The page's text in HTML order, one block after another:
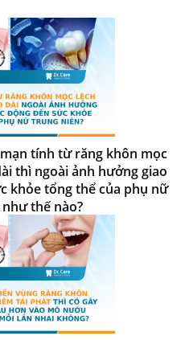
mạn tính từ răng khôn mọc
thì ngoài ảnh hưởng giao
khỏe tổng thể của phụ nữ
thế nào?